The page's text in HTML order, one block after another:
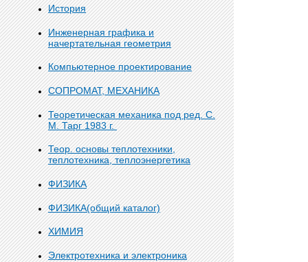
История
Инженерная графика и
начертательная геометрия
Компьютерное проектирование
СОПРОМАТ, МЕХАНИКА
Теоретическая механика под ред. С.
М. Тарг 1983 г.
Теор. основы теплотехники,
теплотехника, теплоэнергетика
ФИЗИКА
ФИЗИКА(общий каталог)
ХИМИЯ
Электротехника и электроника